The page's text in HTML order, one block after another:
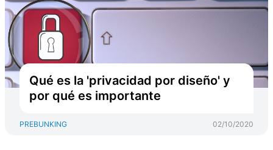
Qué es la 'privacidad por diseño' y
por qué es importante
PREBUNKING 02/10/2020